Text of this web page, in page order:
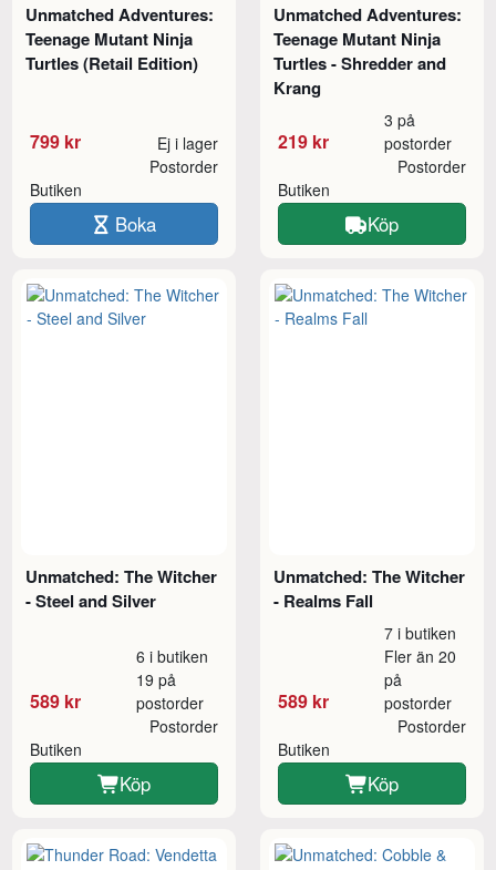
Unmatched Adventures:
Teenage Mutant Ninja
Turtles (Retail Edition)
799 kr Ej i lager
Butiken
Postorder
Boka
Unmatched Adventures:
Teenage Mutant Ninja
Turtles - Shredder and
Krang
219 kr
3 på
postorder
Butiken
Postorder
Köp
Unmatched: The Witcher
- Steel and Silver
589 kr
6 i butiken
19 på
postorder
Butiken
Postorder
Köp
Unmatched: The Witcher
- Realms Fall
589 kr
7 i butiken
Fler än 20
på
postorder
Butiken
Postorder
Köp